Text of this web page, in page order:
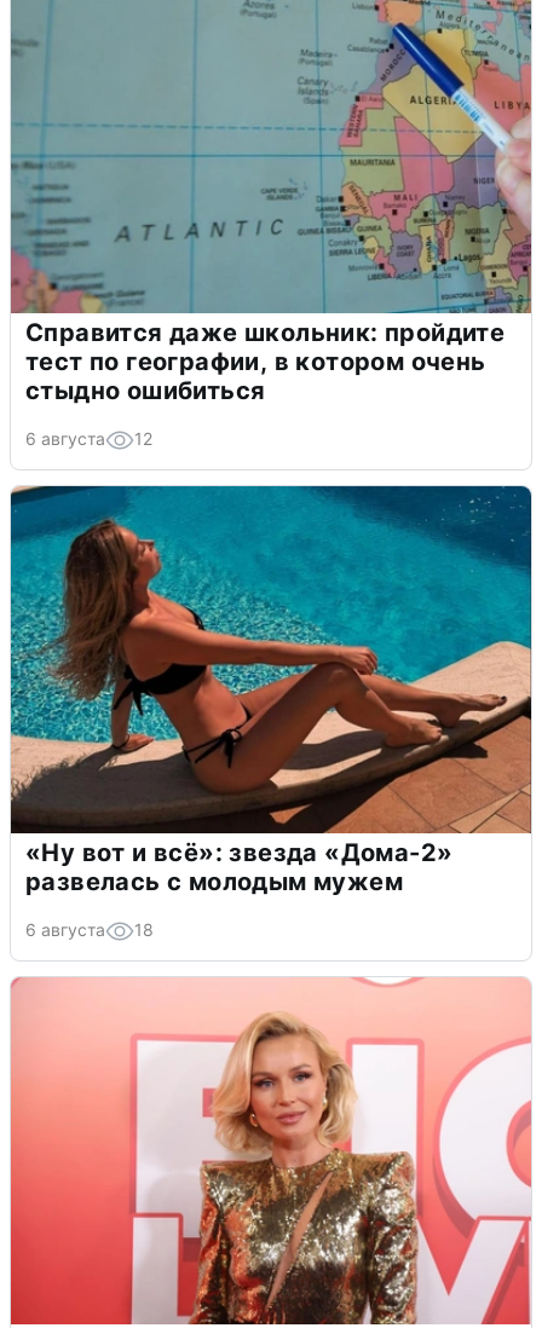
Справится даже школьник: пройдите
тест по географии, в котором очень
стыдно ошибиться
6 августа 12
«Ну вот и всё»: звезда «Дома-2»
развелась с молодым мужем
6 августа 18